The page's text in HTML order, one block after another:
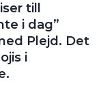
till
i dag”
Plejd. Det
i